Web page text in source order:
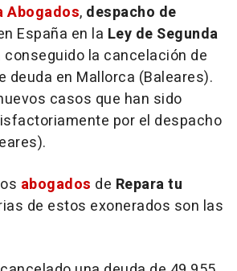
Abogados, despacho de
España en la Ley de Segunda
conseguido la cancelación de
deuda en Mallorca (Baleares).
casos que han sido
por el despacho
abogados de Repara tu
de estos exonerados son las